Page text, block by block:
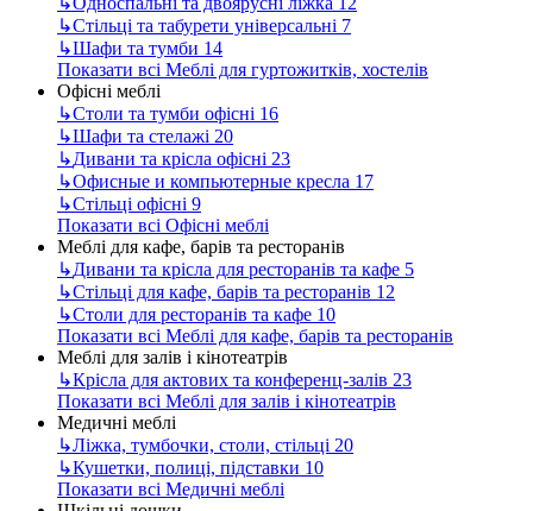
↳Стільці та табурети універсальні 7
↳Шафи та тумби 14
Показати всі Меблі для гуртожитків, хостелів
Офісні меблі
↳Столи та тумби офісні 16
↳Шафи та стелажі 20
↳Дивани та крісла офісні 23
↳Офисные и компьютерные кресла 17
↳Стільці офісні 9
Показати всі Офісні меблі
Меблі для кафе, барів та ресторанів
↳Дивани та крісла для ресторанів та кафе 5
↳Стільці для кафе, барів та ресторанів 12
↳Столи для ресторанів та кафе 10
Показати всі Меблі для кафе, барів та ресторанів
Меблі для залів і кінотеатрів
↳Крісла для актових та конференц-залів 23
Показати всі Меблі для залів і кінотеатрів
Медичні меблі
↳Ліжка, тумбочки, столи, стільці 20
↳Кушетки, полиці, підставки 10
Показати всі Медичні меблі